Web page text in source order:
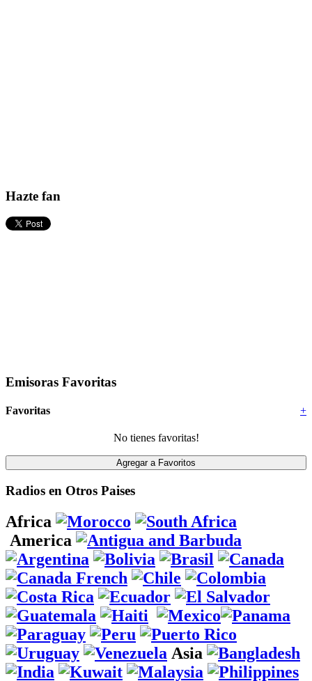
Hazte fan
Emisoras Favoritas
+
Favoritas
No tienes favoritas!
Radios en Otros Paises
Africa
America
Asia